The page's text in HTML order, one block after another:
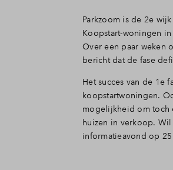
Parkzoom is de 2e
Koopstart-woningen
Over een paar weken
bericht dat de fase
Het succes van de 1e
koopstartwoningen.
mogelijkheid om toch
huizen in verkoop.
informatieavond op